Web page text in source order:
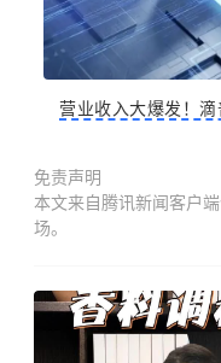
营业收入大爆发！
免责声明
本文来自腾讯新闻客户
场。